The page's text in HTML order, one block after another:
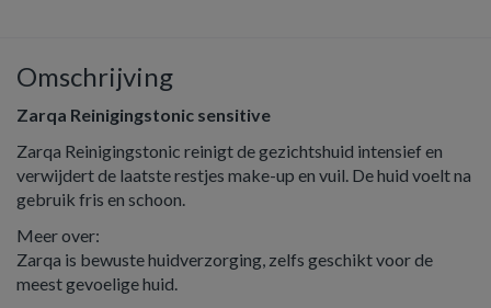
Omschrijving
Zarqa Reinigingstonic sensitive
Zarqa Reinigingstonic reinigt de gezichtshuid intensief en
verwijdert de laatste restjes make-up en vuil. De huid voelt na
gebruik fris en schoon.
Meer over:
Zarqa is bewuste huidverzorging, zelfs geschikt voor de
meest gevoelige huid.